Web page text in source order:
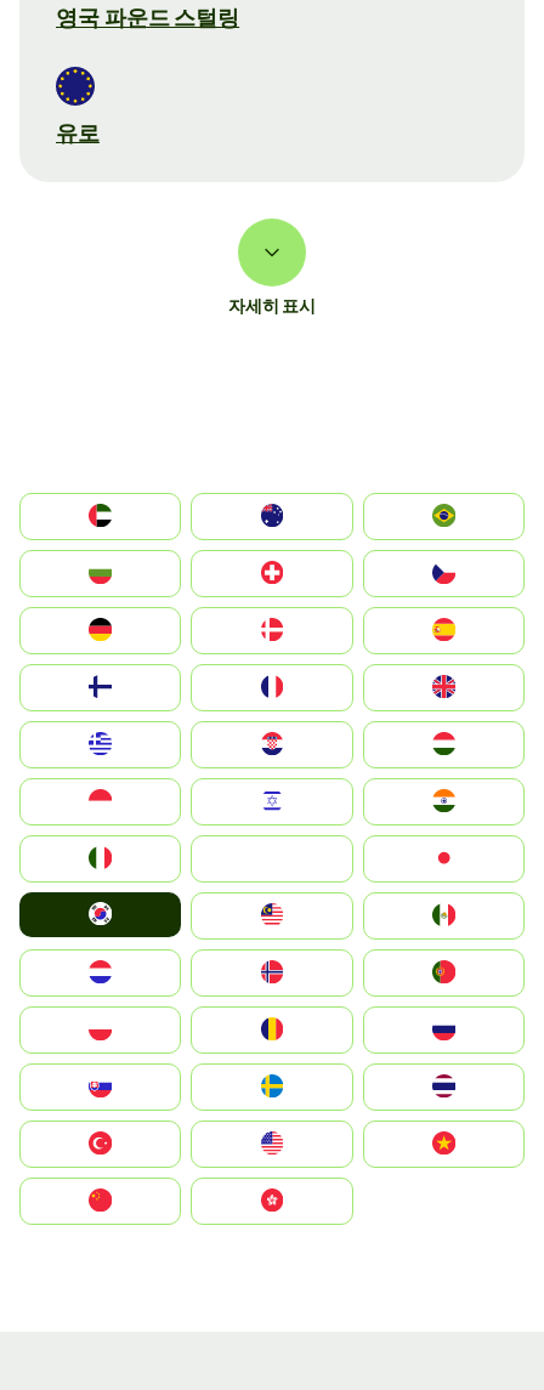
영국 파운드 스털링
유로
자세히 표시
الإمارات العربية المتحدة
Switzerland
Deutschland
United Kingdom
Magyarország
South Korea
United States
中國香港特別行政區